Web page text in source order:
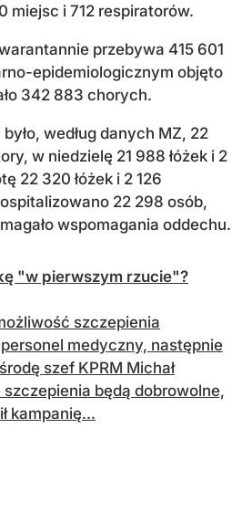
miejsc i 712 respiratorów.
przebywa 415 601
epidemiologicznym objęto
342 883 chorych.
według danych MZ, 22
w niedzielę 21 988 łóżek i 2
22 320 łóżek i 2 126
22 298 osób,
wspomagania oddechu.
"w pierwszym rzucie"?
szczepienia
medyczny, następnie
szef KPRM Michał
szczepienia będą dobrowolne,
kampanię...